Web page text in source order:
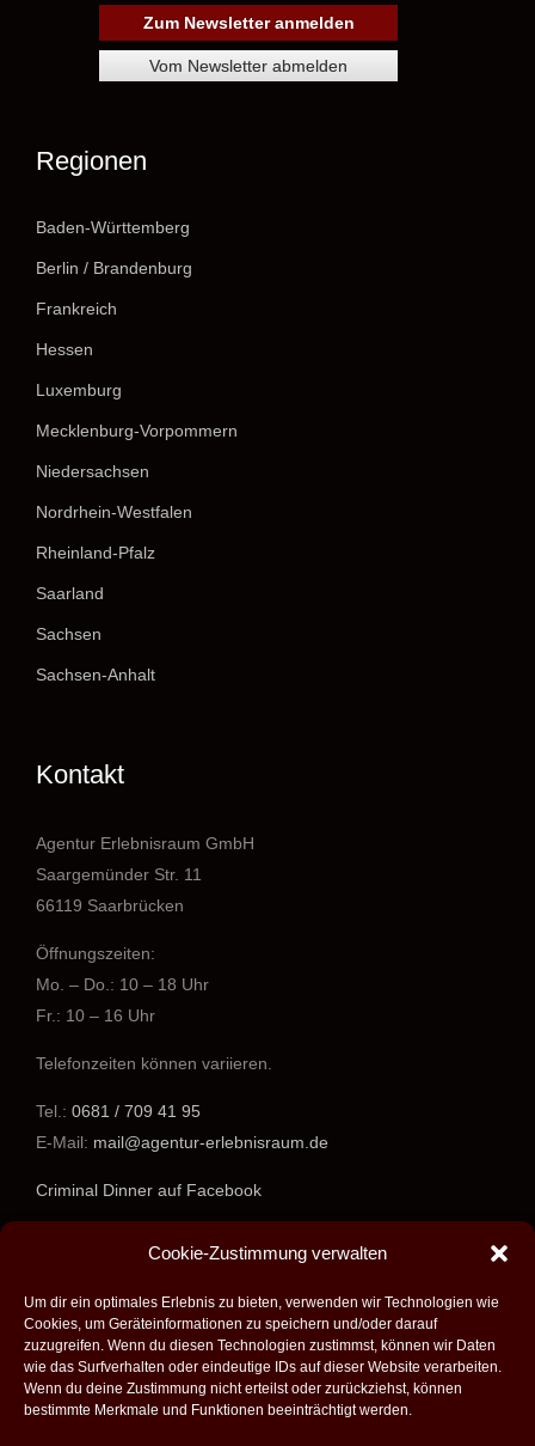
Cookie-Zustimmung verwalten
Um dir ein optimales Erlebnis zu bieten, verwenden wir Technologien wie
Cookies, um Geräteinformationen zu speichern und/oder darauf
zuzugreifen. Wenn du diesen Technologien zustimmst, können wir Daten
wie das Surfverhalten oder eindeutige IDs auf dieser Website verarbeiten.
Wenn du deine Zustimmung nicht erteilst oder zurückziehst, können
bestimmte Merkmale und Funktionen beeinträchtigt werden.
Regionen
Baden-Württemberg
Berlin / Brandenburg
Frankreich
Hessen
Luxemburg
Mecklenburg-Vorpommern
Niedersachsen
Nordrhein-Westfalen
Rheinland-Pfalz
Saarland
Sachsen
Sachsen-Anhalt
Kontakt
Agentur Erlebnisraum GmbH
Saargemünder Str. 11
66119 Saarbrücken
Öffnungszeiten:
Mo. – Do.: 10 – 18 Uhr
Fr.: 10 – 16 Uhr
Telefonzeiten können variieren.
Tel.: 0681 / 709 41 95
E-Mail: mail@agentur-erlebnisraum.de
Criminal Dinner auf Facebook